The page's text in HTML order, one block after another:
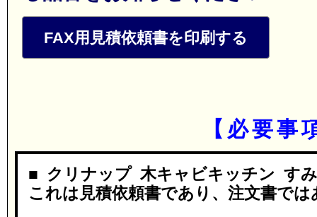
FAX用見積依頼書を印刷する
【必要事
■ クリナップ 木キャビキッチン す
これは見積依頼書であり、注文書で